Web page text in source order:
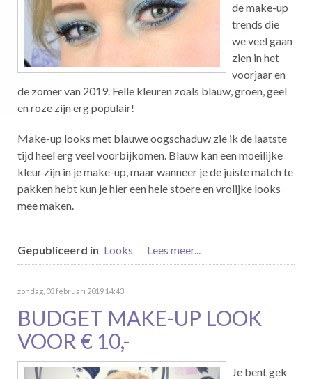
de make-up
trends die
we veel gaan
zien in het
voorjaar en
de zomer van 2019. Felle kleuren zoals blauw, groen, geel
en roze zijn erg populair!
Make-up looks met blauwe oogschaduw zie ik de laatste
tijd heel erg veel voorbijkomen. Blauw kan een moeilijke
kleur zijn in je make-up, maar wanneer je de juiste match te
pakken hebt kun je hier een hele stoere en vrolijke looks
mee maken.
Gepubliceerd in Looks Lees meer...
zondag, 03 februari 2019 14:43
BUDGET MAKE-UP LOOK
VOOR € 10,-
Je bent gek